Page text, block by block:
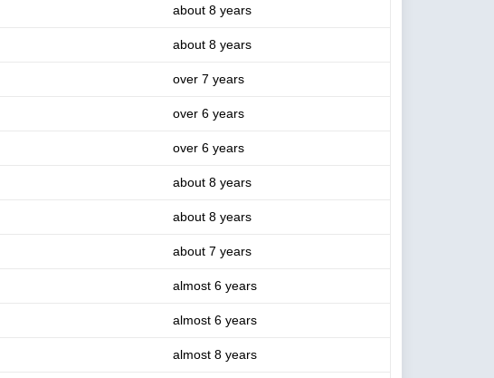
about 8 years
about 8 years
over 7 years
over 6 years
over 6 years
about 8 years
about 8 years
about 7 years
almost 6 years
almost 6 years
almost 8 years